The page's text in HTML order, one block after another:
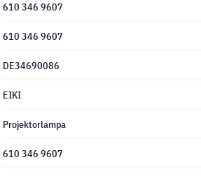
610 346 9607
610 346 9607
DE34690086
EIKI
Projektorlampa
610 346 9607